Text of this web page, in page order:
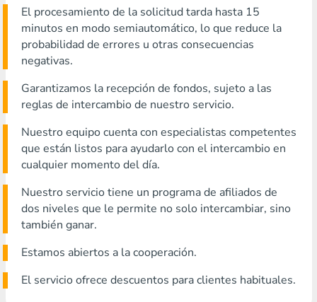
El procesamiento de la solicitud tarda hasta 15
minutos en modo semiautomático, lo que reduce la
probabilidad de errores u otras consecuencias
negativas.
Garantizamos la recepción de fondos, sujeto a las
reglas de intercambio de nuestro servicio.
Nuestro equipo cuenta con especialistas competentes
que están listos para ayudarlo con el intercambio en
cualquier momento del día.
Nuestro servicio tiene un programa de afiliados de
dos niveles que le permite no solo intercambiar, sino
también ganar.
Estamos abiertos a la cooperación.
El servicio ofrece descuentos para clientes habituales.